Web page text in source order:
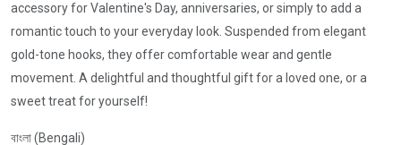
accessory for Valentine's Day, anniversaries, or simply to add a
romantic touch to your everyday look. Suspended from elegant
gold-tone hooks, they offer comfortable wear and gentle
movement. A delightful and thoughtful gift for a loved one, or a
sweet treat for yourself!
বাংলা (Bengali)